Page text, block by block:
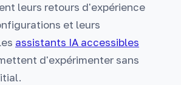
leurs retours d'expérience
et leurs
assistants IA accessibles
d'expérimenter sans